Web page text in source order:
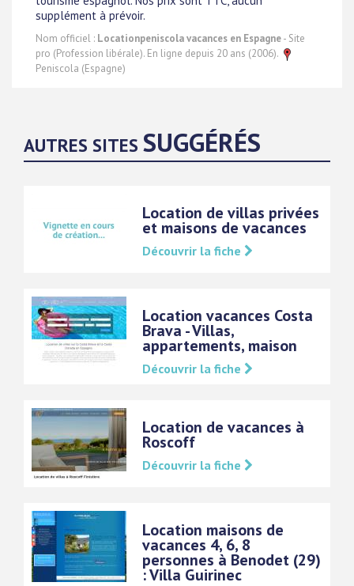
supplément à prévoir.
Nom officiel : Locationpeniscola vacances en Espagne- Site
pro (Profession libérale). En ligne depuis 20 ans (2006).
Peniscola (Espagne)
AUTRES SITES SUGGÉRÉS
Location de villas privées
et maisons de vacances
Découvrir la fiche
Location vacances Costa
Brava - Villas,
appartements, maison
Découvrir la fiche
Location de vacances à
Roscoff
Découvrir la fiche
Location maisons de
vacances 4, 6, 8
personnes à Benodet (29)
: Villa Guirinec